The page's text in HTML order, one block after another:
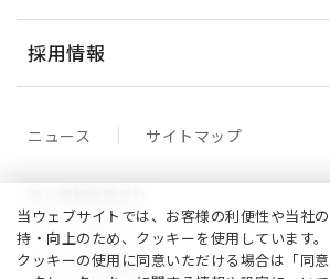
採用情報
ニュース サイトマップ
クッキーポリシー
サイトご利用案内
当ウェブサイトでは、お客様の利便性や当社
持・向上のため、クッキーを使用しています。
クッキーの使用に同意いただける場合は「同